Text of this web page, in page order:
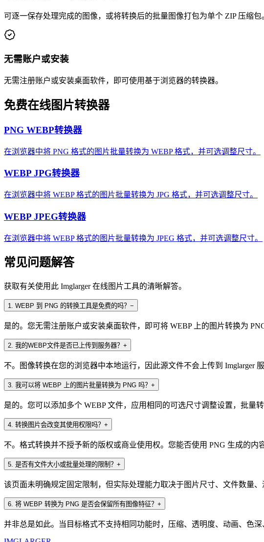
可逐一保存处理完成的图像，或将转换后的批量图像打包为单个 ZIP 压缩包
无需账户或安装
无需注册账户或安装桌面软件，即可使用基于浏览器的转换器。
免费在线图片转换器
PNG WEBP转换器
在浏览器中将 PNG 格式的图片批量转换为 WEBP 格式，并可选调整尺寸。
WEBP JPG转换器
在浏览器中将 WEBP 格式的图片批量转换为 JPG 格式，并可选调整尺寸。
WEBP JPEG转换器
在浏览器中将 WEBP 格式的图片批量转换为 JPEG 格式，并可选调整尺寸。
常见问题解答
获取有关使用此 Imglarger 在线图片工具的清晰解答。
1. WEBP 到 PNG 的转换工具是免费的吗？ −
是的。您无需注册账户或安装桌面软件，即可将 WEBP 上的图片转换为
2. 我的WEBP文件是否已上传到服务器？ +
不。图像转换在您的浏览器中本地运行，因此源文件不会上传到 Imglarger 服
3. 我可以将 WEBP 上的图片批量转换为 PNG 吗？ +
是的。您可以添加多个 WEBP 文件，应用相同的可选尺寸调整设置，批量
4. 转换图片会改变其使用权限吗？ +
不。格式转换并不授予新的版权或商业使用权。您能否使用 PNG 生成的内
5. 是否有文件大小或批量处理的限制？ +
该页面未明确规定固定限制，但实际处理能力取决于图片尺寸、文件数量
6. 将 WEBP 转换为 PNG 是否会保留所有图像特征？ +
并非总是如此。当目标格式不支持相同功能时，压缩、透明度、动画、色